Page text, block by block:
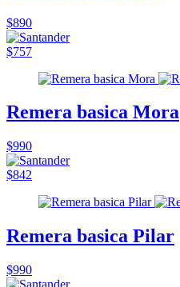
$890
$757
Remera basica Mora
$990
$842
Remera basica Pilar
$990